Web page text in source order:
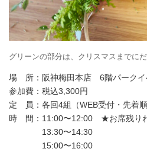
グリーンの部分は、クリスマスまでに
場 所：阪神梅田本店 6階パークイ
参加費：税込3,300円
定 員：各回4組（WEB受付・先着順
時 間：11:00〜12:00 ★お席残り
13:30〜14:30
15:00〜16:00